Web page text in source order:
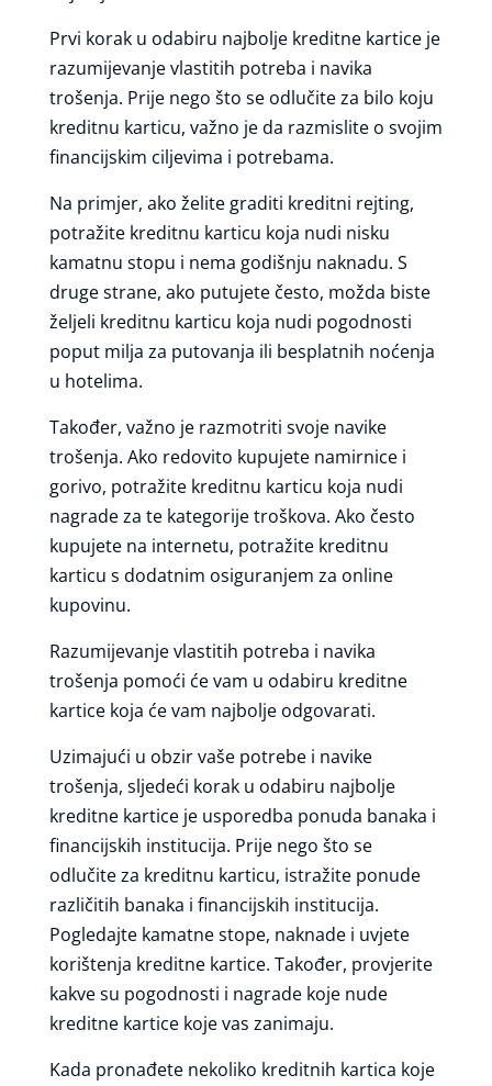
Prvi korak u odabiru najbolje kreditne kartice je
razumijevanje vlastitih potreba i navika
trošenja. Prije nego što se odlučite za bilo koju
kreditnu karticu, važno je da razmislite o svojim
financijskim ciljevima i potrebama.
Na primjer, ako želite graditi kreditni rejting,
potražite kreditnu karticu koja nudi nisku
kamatnu stopu i nema godišnju naknadu. S
druge strane, ako putujete često, možda biste
željeli kreditnu karticu koja nudi pogodnosti
poput milja za putovanja ili besplatnih noćenja
u hotelima.
Također, važno je razmotriti svoje navike
trošenja. Ako redovito kupujete namirnice i
gorivo, potražite kreditnu karticu koja nudi
nagrade za te kategorije troškova. Ako često
kupujete na internetu, potražite kreditnu
karticu s dodatnim osiguranjem za online
kupovinu.
Razumijevanje vlastitih potreba i navika
trošenja pomoći će vam u odabiru kreditne
kartice koja će vam najbolje odgovarati.
Uzimajući u obzir vaše potrebe i navike
trošenja, sljedeći korak u odabiru najbolje
kreditne kartice je usporedba ponuda banaka i
financijskih institucija. Prije nego što se
odlučite za kreditnu karticu, istražite ponude
različitih banaka i financijskih institucija.
Pogledajte kamatne stope, naknade i uvjete
korištenja kreditne kartice. Također, provjerite
kakve su pogodnosti i nagrade koje nude
kreditne kartice koje vas zanimaju.
Kada pronađete nekoliko kreditnih kartica koje